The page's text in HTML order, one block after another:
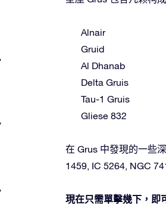
Alnair
Gruid
Al Dhanab
Delta Gruis
Tau-1 Gruis
Gliese 832
在 Grus 中發現的一些
1459, IC 5264, NGC
現在只需單擊幾下，即